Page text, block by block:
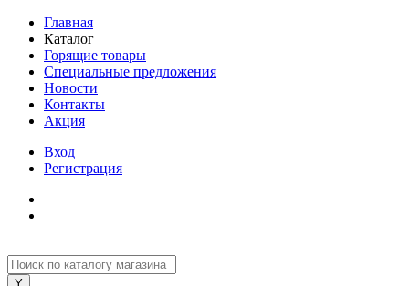
Главная
Каталог
Горящие товары
Специальные предложения
Новости
Контакты
Акция
Вход
Регистрация